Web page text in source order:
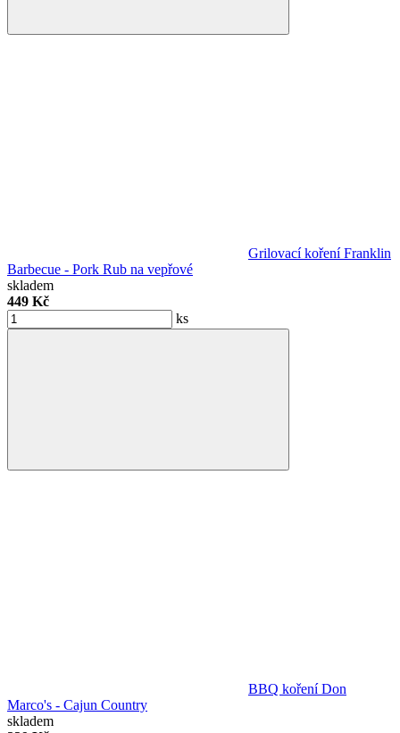
Grilovací koření Franklin
Barbecue - Pork Rub na vepřové
skladem
449 Kč
ks
BBQ koření Don
Marco's - Cajun Country
skladem